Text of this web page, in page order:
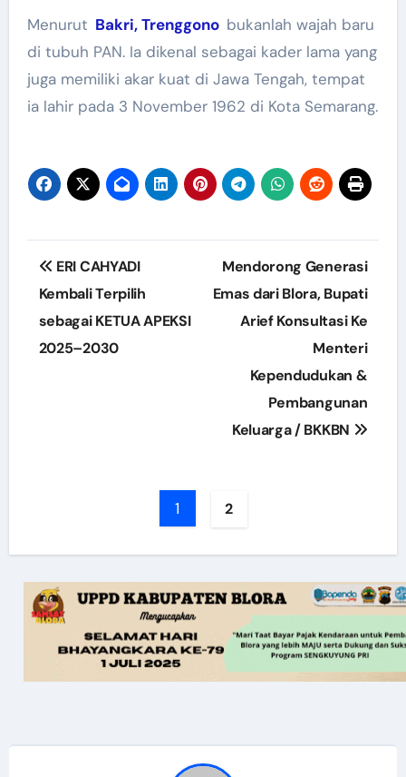
Menurut Bakri, Trenggono bukanlah wajah baru
di tubuh PAN. Ia dikenal sebagai kader lama yang
juga memiliki akar kuat di Jawa Tengah, tempat
ia lahir pada 3 November 1962 di Kota Semarang.
Post
navigation
ERI CAHYADI
Kembali Terpilih
sebagai KETUA APEKSI
2025–2030
Mendorong Generasi
Emas dari Blora, Bupati
Arief Konsultasi Ke
Menteri
Kependudukan &
Pembangunan
Keluarga / BKKBN
1 2